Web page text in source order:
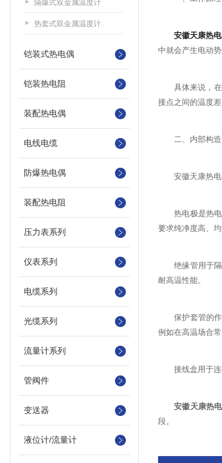
隔爆式双金属温度计
热套式双金属温度计
铠装式热电偶
铠装热电阻
装配热电偶
电线电缆
防爆热电偶
装配热电阻
压力表系列
仪表系列
电缆系列
光缆系列
流量计系列
管阀件
变送器
液位计/流量计
安徽天康热
中就会产生电动
具体来说，在热
接点之间的温度
二、内部构造
安徽天康热电
热电极是热电
要求纯净度高、
绝缘管用于隔
耐高温性能。
保护套管的作
例如在高温场合
接线盒用于连
安徽天康热
段。